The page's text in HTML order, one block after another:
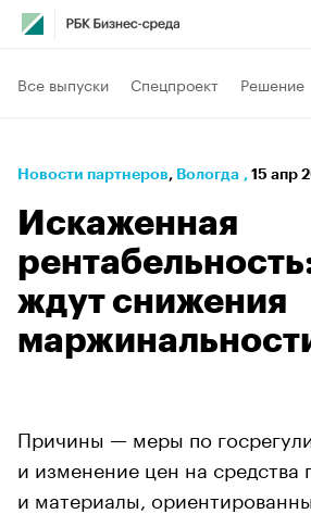
Все выпуски Спецпроект Решение
Новости партнеров⁠, Вологда , 15 апр
Искаженная
ждут снижения
Причины — меры по
и изменение цен на средства
и материалы,